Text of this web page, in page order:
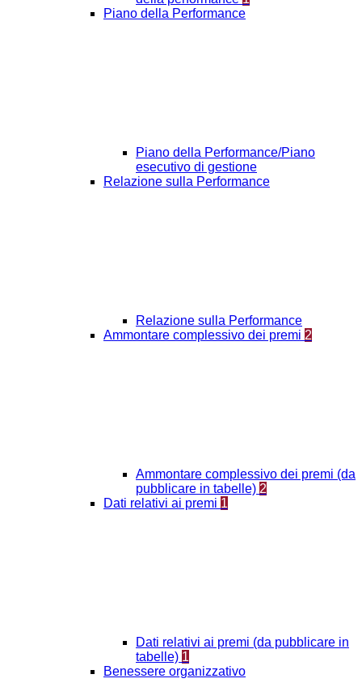
Piano della Performance
Piano della Performance/Piano
esecutivo di gestione
Relazione sulla Performance
Relazione sulla Performance
Ammontare complessivo dei premi 2
Ammontare complessivo dei premi (da
pubblicare in tabelle) 2
Dati relativi ai premi 1
Dati relativi ai premi (da pubblicare in
tabelle) 1
Benessere organizzativo